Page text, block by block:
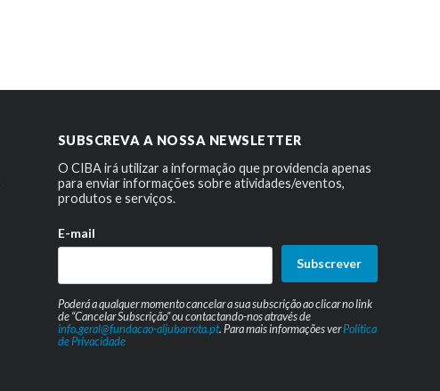
SUBSCREVA A NOSSA NEWSLETTER
O CIBA irá utilizar a informação que providencia apenas
para enviar informações sobre atividades/eventos,
produtos e serviços.
E-mail
Subscrever
Poderá a qualquer momento cancelar a sua subscrição ao clicar no link
de “Cancelar Subscrição” ou contactando-nos através de
info.geral@fundacao-aljubarrota.pt. Para mais informações verPolítica
de Privacidade